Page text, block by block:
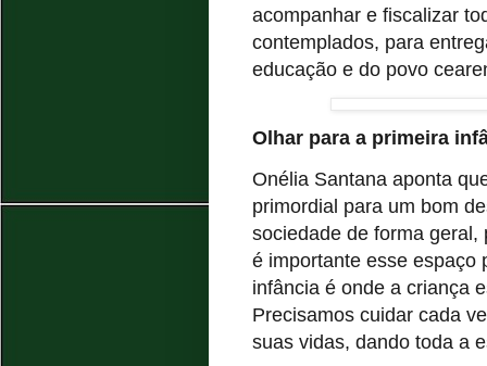
acompanhar e fiscalizar
contemplados, para
educação e do povo
Olhar para a primeira
Onélia Santana aponta
primordial para um bom
sociedade de forma geral,
é importante esse espaço
infância é onde a criança
Precisamos cuidar cada
suas vidas, dando toda a